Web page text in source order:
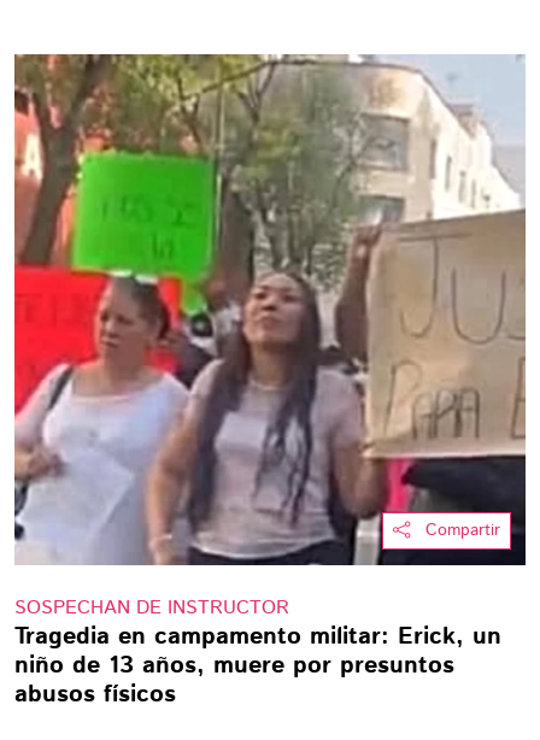
Compartir
SOSPECHAN DE INSTRUCTOR
Tragedia en campamento militar: Erick, un
niño de 13 años, muere por presuntos
abusos físicos